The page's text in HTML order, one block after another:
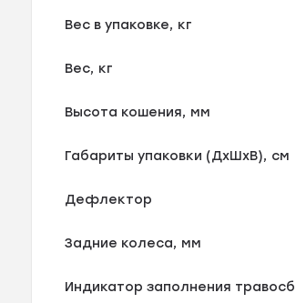
Вес в упаковке, кг
Вес, кг
Высота кошения, мм
Габариты упаковки (ДхШхВ), см
Дефлектор
Задние колеса, мм
Индикатор заполнения